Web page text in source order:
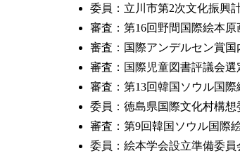
委員：立川市第2次文化振興
審査：第16回野間国際絵本
審査：国際アンデルセン賞
審査：国際児童図書評議会
審査：第13回韓国ソウル国
委員：徳島県国際文化村構
審査：第9回韓国ソウル国際
委員：絵本学会設立準備委